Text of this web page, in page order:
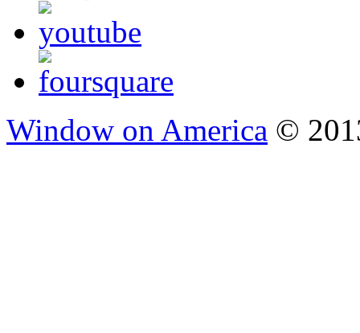
Window on America ©